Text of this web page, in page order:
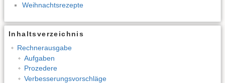
Weihnachtsrezepte
Inhaltsverzeichnis
Rechnerausgabe
Aufgaben
Prozedere
Verbesserungsvorschläge